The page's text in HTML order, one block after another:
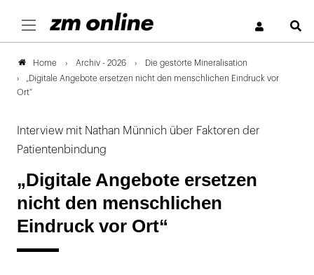
Home Archiv - 2026
Die gestörte Mineralisation
„Digitale Angebote ersetzen nicht den menschlichen Eindruck vor
Ort“
Interview mit Nathan Münnich über Faktoren der
Patientenbindung
„Digitale Angebote ersetzen
nicht den menschlichen
Eindruck vor Ort“